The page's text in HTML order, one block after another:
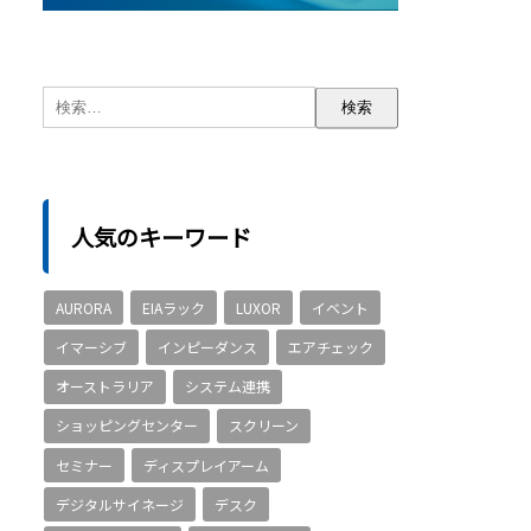
人気のキーワード
AURORA EIAラック LUXOR
イベント
イマーシブ
インピーダンス
エアチェック
オーストラリア
システム連携
ショッピングセンター
スクリーン
セミナー
ディスプレイアーム
デジタルサイネージ
デスク